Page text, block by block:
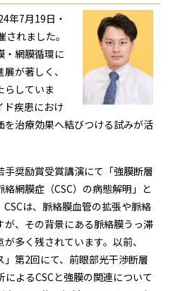
年7月19日・
れました。
・網膜循環に
が著しく、
らしていま
ド疾患におけ
治療効果へ結びつける試みが活
手奨励賞受賞講演にて「強膜断層
網膜症（CSC）の病態解明」と
は、脈絡膜血管の拡張や脈絡
、その背景にある脈絡膜うっ滞
多く残されています。以前、
」第2回にて、前眼部光干渉断層
よるCSCと強膜の関連について